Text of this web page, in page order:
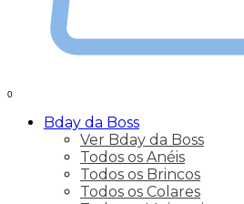
0
Bday da Boss
Ver Bday da Boss
Todos os Anéis
Todos os Brincos
Todos os Colares